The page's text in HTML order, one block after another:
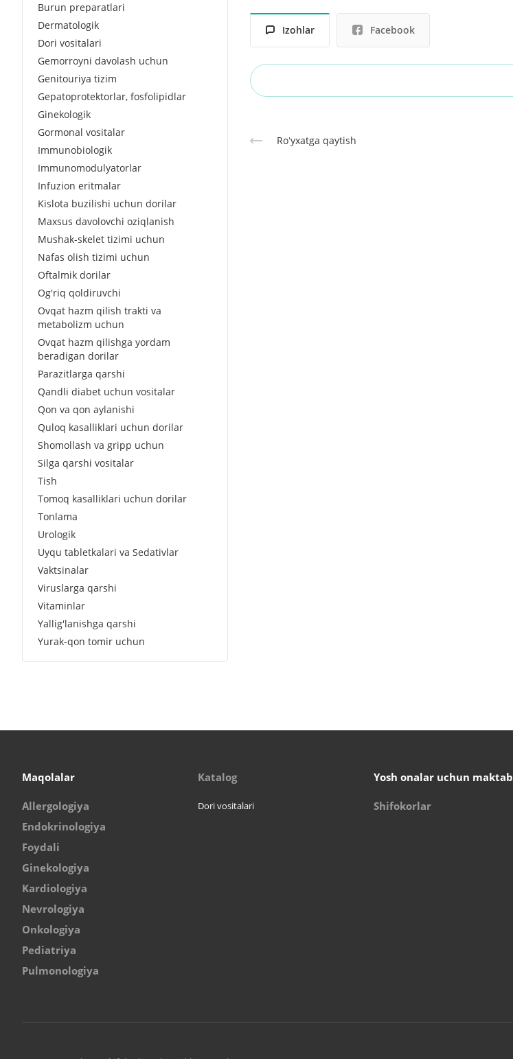
Izohlar Facebook
Roʻyxatga qaytish
Burun preparatlari
Dermatologik
Dori vositalari
Gemorroyni davolash uchun
Genitouriya tizim
Gepatoprotektorlar, fosfolipidlar
Ginekologik
Gormonal vositalar
Immunobiologik
Immunomodulyatorlar
Infuzion eritmalar
Kislota buzilishi uchun dorilar
Maxsus davolovchi oziqlanish
Mushak-skelet tizimi uchun
Nafas olish tizimi uchun
Oftalmik dorilar
Og'riq qoldiruvchi
Ovqat hazm qilish trakti va
metabolizm uchun
Ovqat hazm qilishga yordam
beradigan dorilar
Parazitlarga qarshi
Qandli diabet uchun vositalar
Qon va qon aylanishi
Quloq kasalliklari uchun dorilar
Shomollash va gripp uchun
Silga qarshi vositalar
Tish
Tomoq kasalliklari uchun dorilar
Tonlama
Urologik
Uyqu tabletkalari va Sedativlar
Vaktsinalar
Viruslarga qarshi
Vitaminlar
Yallig'lanishga qarshi
Yurak-qon tomir uchun
Maqolalar
Allergologiya
Endokrinologiya
Foydali
Ginekologiya
Kardiologiya
Nevrologiya
Onkologiya
Pediatriya
Pulmonologiya
Katalog
Dori vositalari
Yosh onalar uchun maktab
Shifokorlar